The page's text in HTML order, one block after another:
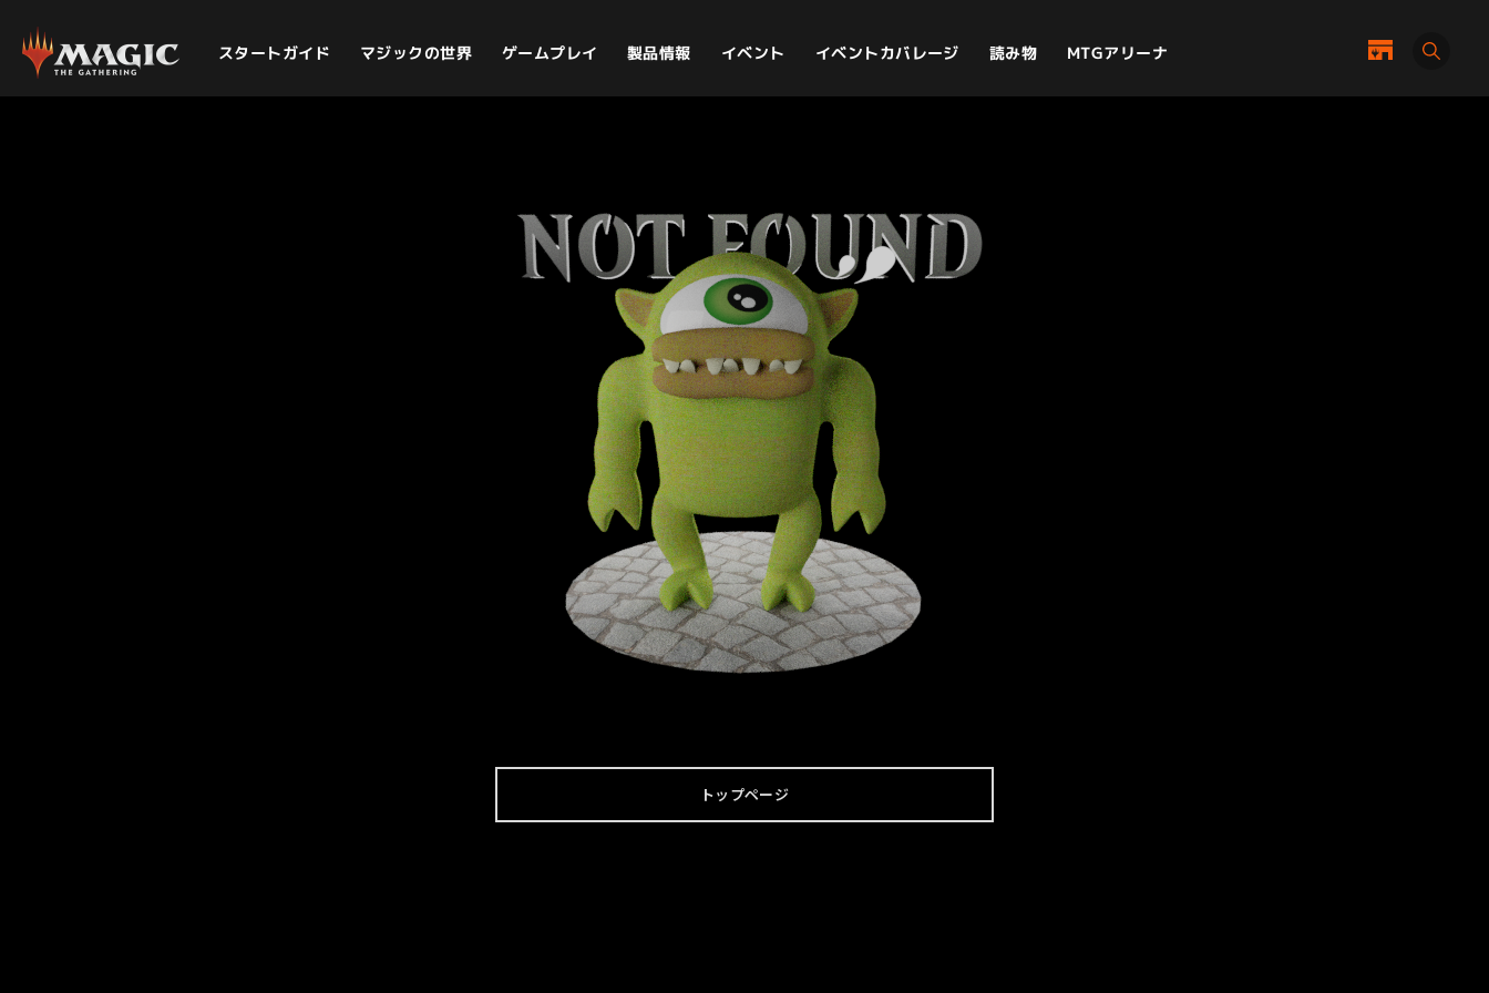
スタートガイド マジックの世界 ゲームプレイ 製品情報 イベント イベントカバレージ 読み物 MTGアリーナ
トップページ